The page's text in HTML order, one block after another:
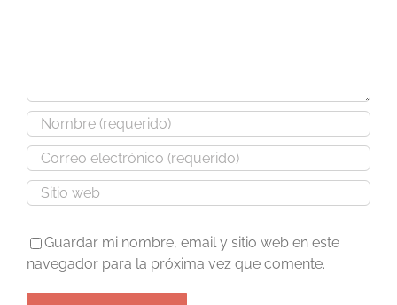
Guardar mi nombre, email y sitio web en este
navegador para la próxima vez que comente.